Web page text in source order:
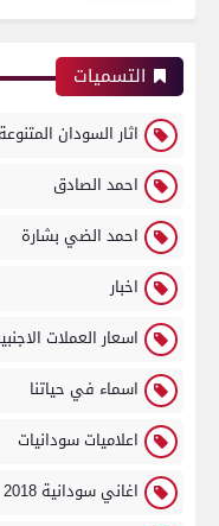
التسميات
اثار السودان المتنوعة
احمد الصادق
احمد الضي بشارة
اخبار
اسعار العملات
اسماء في حياتنا
اعلاميات سودانيات
اغاني سودانية 2018